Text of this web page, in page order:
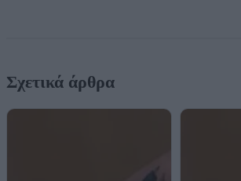
Σχετικά άρθρα